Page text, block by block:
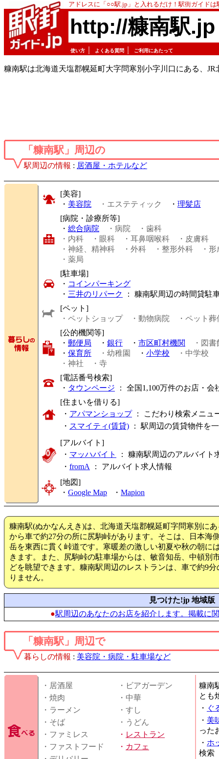
アドレスに「○○駅.jp」と入れるだけ！駅街ガイド
http://糠南駅.jp
使い方 よくある質問 ご利用にあたって
糠南駅は北海道天塩郡幌延町大字問寒別小字川口にある、JR
「糠南駅」周辺の
駅周辺の情報 : 居酒屋・ホテルなど
[美容]
・ 美容院 ・エステティック ・ 理髪店
[病院・診療所等]
・ 総合病院 ・病院
・歯科
・内科
・眼科 ・耳鼻咽喉科 ・皮膚科
・神経、精神科
・外科 ・整形外科
・
・薬局
[駐車場]
・ コインパーキング
・ 三井のリパーク
： 糠南駅周辺の時間貸駐
[ペット]
・ペットショップ
・動物病院
・ペット葬
[公的機関等]
・ 郵便局 ・ 銀行 ・ 市区町村機関
・図書
・ 保育所 ・幼稚園 ・ 小学校 ・中学校
・神社
・寺
[電話番号検索]
・ タウンページ ： 全国1,100万件のお店・
[住まいを借りる]
・ アパマンショップ： こだわり検索メニュ
・ スマイティ(賃貸) ： 駅周辺の賃貸物件を
[アルバイト]
・ マッハバイト
： 糠南駅周辺のアルバイト
・ fromA ： アルバイト求人情報
[地図]
・ Google Map ・ Mapion
糠南駅(ぬかなんえき)は、北海道天塩郡幌延町字問寒別に
から車で約27分の所に尻駒峠があります。そこは、日本海
岳を東西に貫く峠道です。寒暖差の激しい初夏や秋の朝に
きます。また、尻駒峠の駐車場からは、敏音知岳、中頓別
どを眺望できます。糠南駅周辺のレストランは、車で約9
りません。
見つけた!jp 地域版
●駅周辺のあなたのお店を紹介します。掲載に
「糠南駅」周辺で
暮らしの情報 : 美容院・病院・駐車場など
・居酒屋
・ビアガーデン
・焼肉
・中華
・ラーメン
・すし
・そば
・うどん
・ファミレス
・ レストラン
・ファストフード
・ カフェ
糠南
とも
・ ぐ
・ 美
った
・ ホ
検索